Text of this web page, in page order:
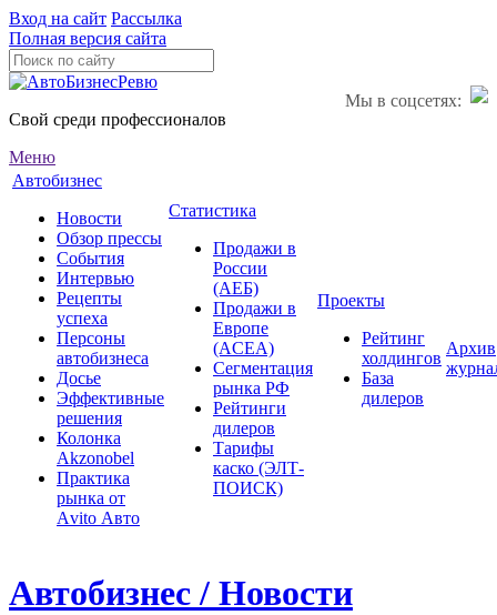
Вход на сайт Рассылка
Полная версия сайта
Мы в соцсетях:
Свой среди профессионалов
Меню
Автобизнес
Новости
Обзор прессы
События
Интервью
Рецепты
успеха
Персоны
автобизнеса
Досье
Эффективные
решения
Колонка
Akzonobel
Практика
рынка от
Аvito Авто
Статистика
Продажи в
России
(АЕБ)
Продажи в
Европе
(ACEA)
Сегментация
рынка РФ
Рейтинги
дилеров
Тарифы
каско (ЭЛТ-
ПОИСК)
Проекты
Рейтинг
холдингов
База
дилеров
Архив
Автобизнес / Новости